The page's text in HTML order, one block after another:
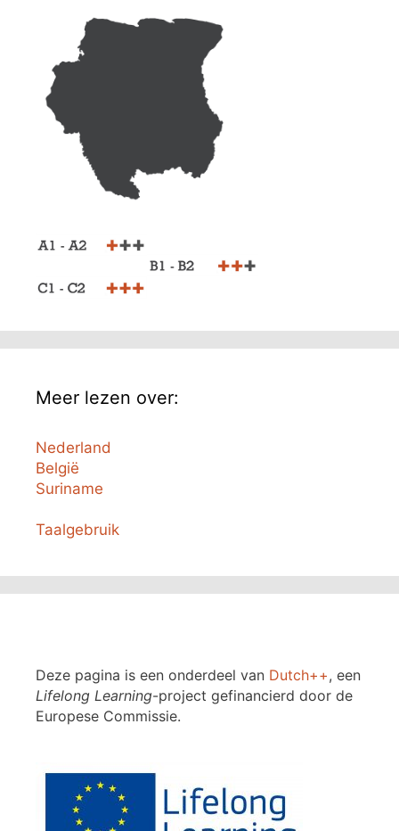
Meer lezen over:
Nederland
België
Suriname
Taalgebruik
Deze pagina is een onderdeel van Dutch++, een
Lifelong Learning-project gefinancierd door de
Europese Commissie.